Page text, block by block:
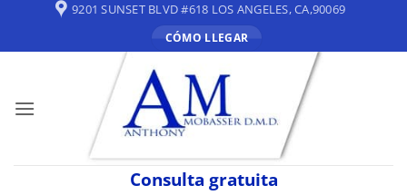
contenido
9201 SUNSET BLVD #618 LOS ANGELES, CA,90069
CÓMO LLEGAR
Consulta gratuita